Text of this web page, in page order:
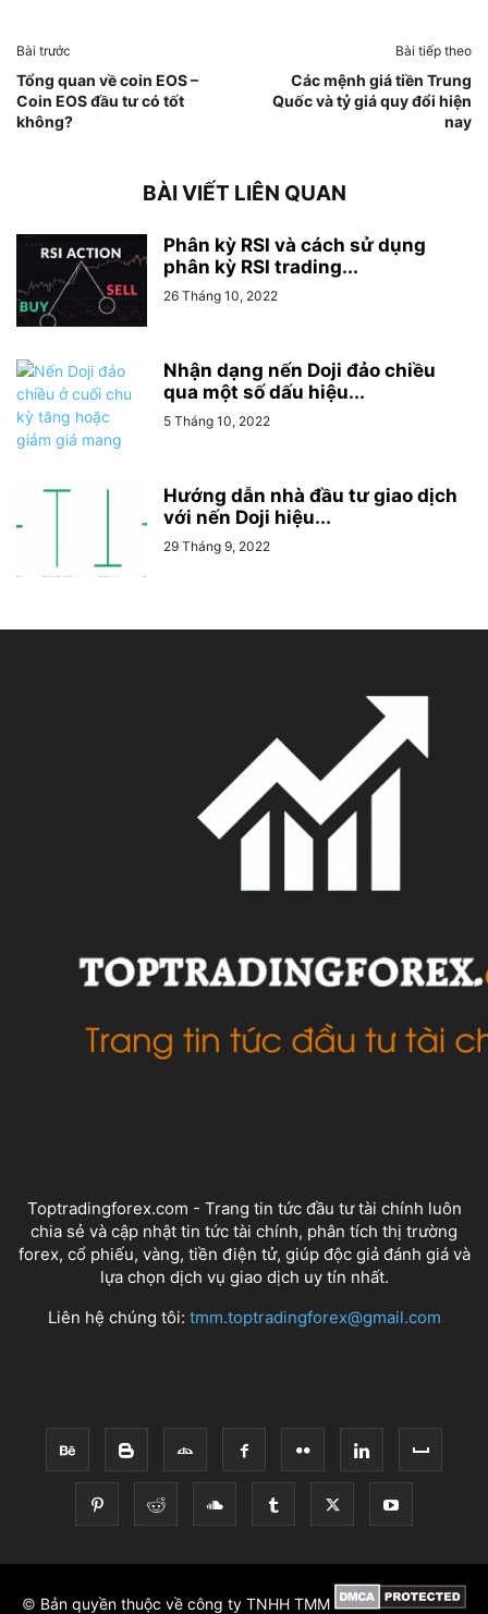
Bài trước
Tổng quan về coin EOS –
Coin EOS đầu tư có tốt
không?
Bài tiếp theo
Các mệnh giá tiền Trung
Quốc và tỷ giá quy đổi hiện
nay
BÀI VIẾT LIÊN QUAN
Phân kỳ RSI và cách sử dụng
phân kỳ RSI trading...
26 Tháng 10, 2022
Nhận dạng nến Doji đảo chiều
qua một số dấu hiệu...
5 Tháng 10, 2022
Hướng dẫn nhà đầu tư giao dịch
với nến Doji hiệu...
29 Tháng 9, 2022
Toptradingforex.com - Trang tin tức đầu tư tài chính luôn
chia sẻ và cập nhật tin tức tài chính, phân tích thị trường
forex, cổ phiếu, vàng, tiền điện tử, giúp độc giả đánh giá và
lựa chọn dịch vụ giao dịch uy tín nhất.
Liên hệ chúng tôi: tmm.toptradingforex@gmail.com
© Bản quyền thuộc về công ty TNHH TMM